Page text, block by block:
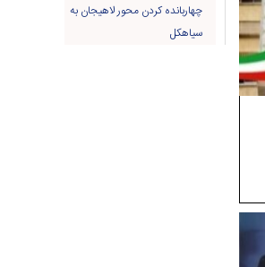
چهاربانده کردن محور لاهیجان به
سیاهکل